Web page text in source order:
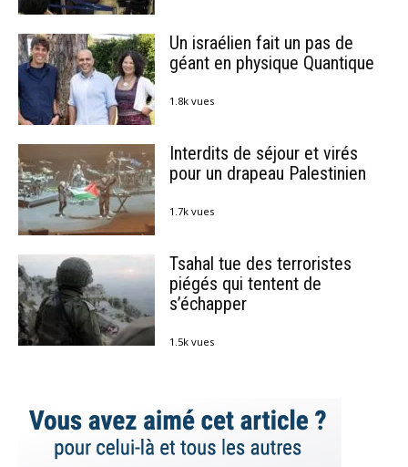
Un israélien fait un pas de
géant en physique Quantique
1.8k vues
Interdits de séjour et virés
pour un drapeau Palestinien
1.7k vues
Tsahal tue des terroristes
piégés qui tentent de
s’échapper
1.5k vues